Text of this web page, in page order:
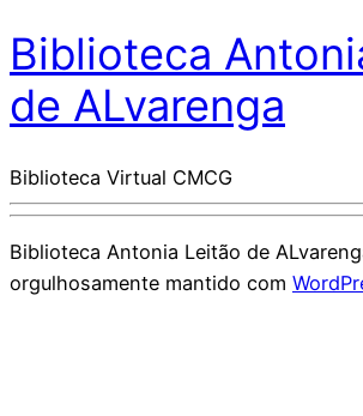
Biblioteca
de ALvarenga
Biblioteca Virtual CMCG
Biblioteca Antonia Leitão de
orgulhosamente mantido com